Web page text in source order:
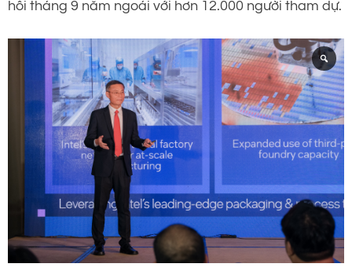
hồi tháng 9 năm ngoái với hơn 12.000 người tham dự.